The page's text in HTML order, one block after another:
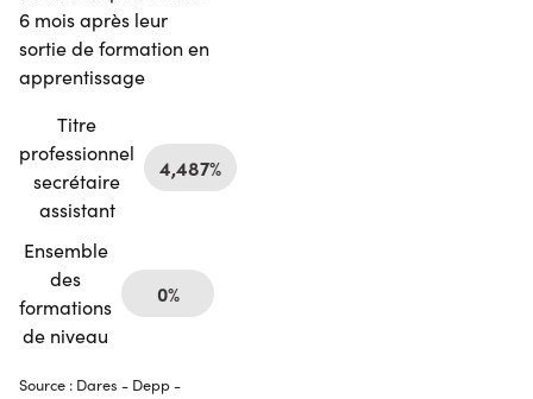
6 mois après leur
sortie de formation en
apprentissage
Titre
professionnel
secrétaire
assistant
4,487%
Ensemble
des
formations
de niveau
0%
Source : Dares - Depp -